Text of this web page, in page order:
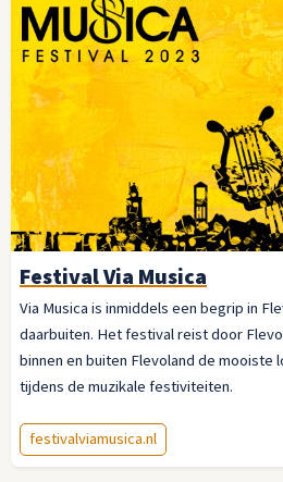
Festival Via Musica
Via Musica is inmiddels een begrip in
daarbuiten. Het festival reist door
binnen en buiten Flevoland de mooiste
tijdens de muzikale festiviteiten.
festivalviamusica.nl